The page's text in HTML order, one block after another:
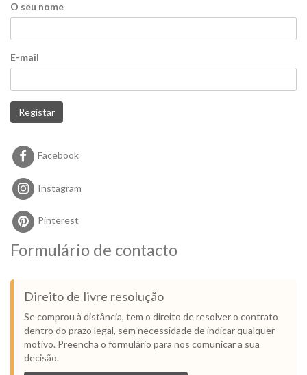
O seu nome
E-mail
Registar
Facebook
Instagram
Pinterest
Formulário de contacto
Direito de livre resolução
Se comprou à distância, tem o direito de resolver o contrato
dentro do prazo legal, sem necessidade de indicar qualquer
motivo. Preencha o formulário para nos comunicar a sua
decisão.